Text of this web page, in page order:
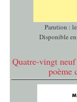
Parution :
Disponible
Quatre-vingt
poème